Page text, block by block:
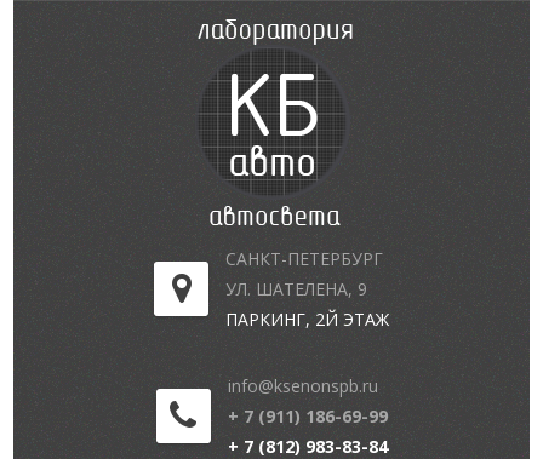
САНКТ-ПЕТЕРБУРГ
УЛ. ШАТЕЛЕНА, 9
ПАРКИНГ, 2Й ЭТАЖ
info@ksenonspb.ru
+ 7 (911) 186-69-99
+ 7 (812) 983-83-84